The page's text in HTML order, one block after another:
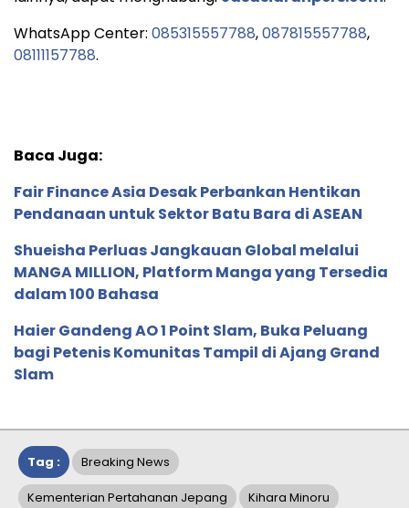
WhatsApp Center: 085315557788,087815557788,
08111157788.
Baca Juga:
Fair Finance Asia Desak Perbankan Hentikan
Pendanaan untuk Sektor Batu Bara di ASEAN
Shueisha Perluas Jangkauan Global melalui
MANGA MILLION, Platform Manga yang Tersedia
dalam 100 Bahasa
Haier Gandeng AO 1 Point Slam, Buka Peluang
bagi Petenis Komunitas Tampil di Ajang Grand
Slam
Tag : Breaking News
Kementerian Pertahanan Jepang Kihara Minoru